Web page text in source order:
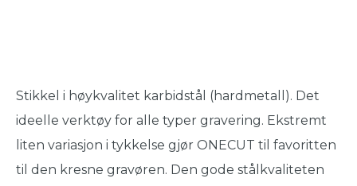
Stikkel i høykvalitet karbidstål (hardmetall). Det
ideelle verktøy for alle typer gravering. Ekstremt
liten variasjon i tykkelse gjør ONECUT til favoritten
til den kresne gravøren. Den gode stålkvaliteten